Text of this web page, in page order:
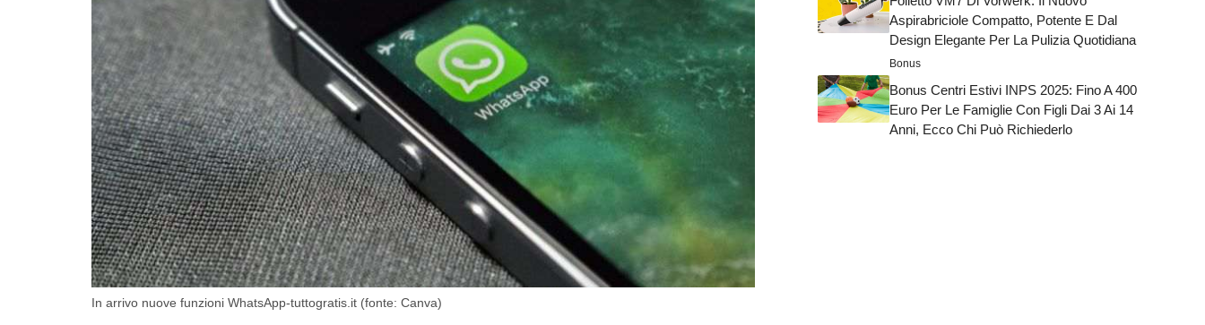
In arrivo nuove funzioni WhatsApp-tuttogratis.it (fonte: Canva)
Aspirabriciole Compatto, Potente E Dal
Design Elegante Per La Pulizia Quotidiana
Bonus
Bonus Centri Estivi INPS 2025: Fino A 400
Euro Per Le Famiglie Con Figli Dai 3 Ai 14
Anni, Ecco Chi Può Richiederlo